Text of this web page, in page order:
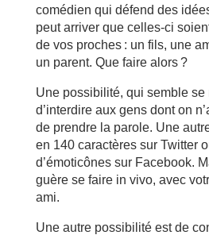
comédien qui défend des
peut arriver que celles-ci
de vos proches : un fils, une
un parent. Que faire alors ?
Une possibilité, qui semble se
d’interdire aux gens dont on
de prendre la parole. Une
en 140 caractères sur Twitter
d’émoticônes sur Facebook.
guère se faire in vivo, avec
ami.
Une autre possibilité est de